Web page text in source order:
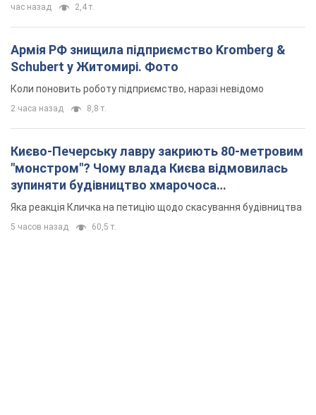
час назад 2,4 т.
Армія РФ знищила підприємство Kromberg &
Schubert у Житомирі. Фото
Коли поновить роботу підприємство, наразі невідомо
2 часа назад 8,8 т.
Києво-Печерську лавру закриють 80-метровим
"монстром"? Чому влада Києва відмовилась
зупиняти будівництво хмарочоса
"московського вірянина"
Яка реакція Кличка на петицію щодо скасування будівництва
5 часов назад 60,5 т.